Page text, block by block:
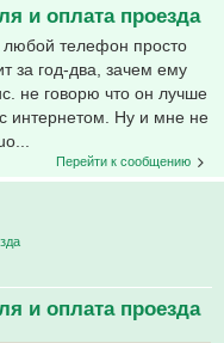
и оплата проезда
любой телефон просто
за год-два, зачем ему
не говорю что он лучше
интернетом. Ну и мне не
Перейти к сообщению
и оплата проезда